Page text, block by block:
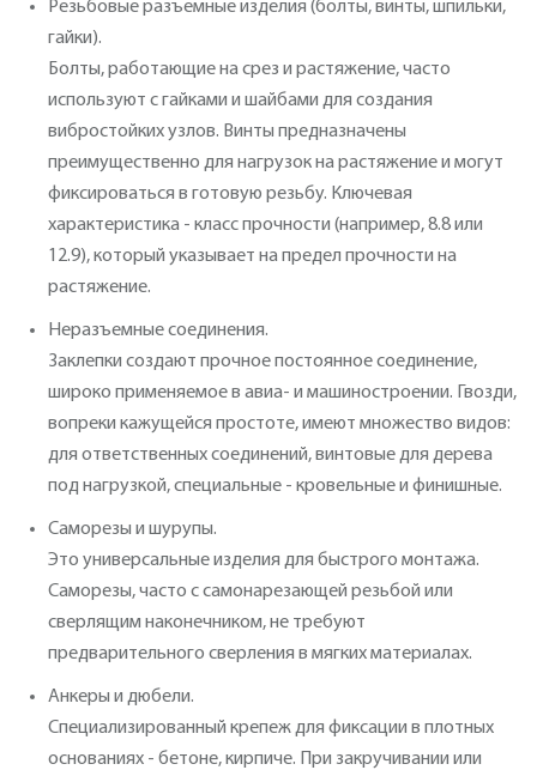
Резьбовые разъемные изделия (болты, винты, шпильки,
гайки).
Болты, работающие на срез и растяжение, часто
используют с гайками и шайбами для создания
вибростойких узлов. Винты предназначены
преимущественно для нагрузок на растяжение и могут
фиксироваться в готовую резьбу. Ключевая
характеристика - класс прочности (например, 8.8 или
12.9), который указывает на предел прочности на
растяжение.
Неразъемные соединения.
Заклепки создают прочное постоянное соединение,
широко применяемое в авиа- и машиностроении. Гвозди,
вопреки кажущейся простоте, имеют множество видов:
для ответственных соединений, винтовые для дерева
под нагрузкой, специальные - кровельные и финишные.
Саморезы и шурупы.
Это универсальные изделия для быстрого монтажа.
Саморезы, часто с самонарезающей резьбой или
сверлящим наконечником, не требуют
предварительного сверления в мягких материалах.
Анкеры и дюбели.
Специализированный крепеж для фиксации в плотных
основаниях - бетоне, кирпиче. При закручивании или